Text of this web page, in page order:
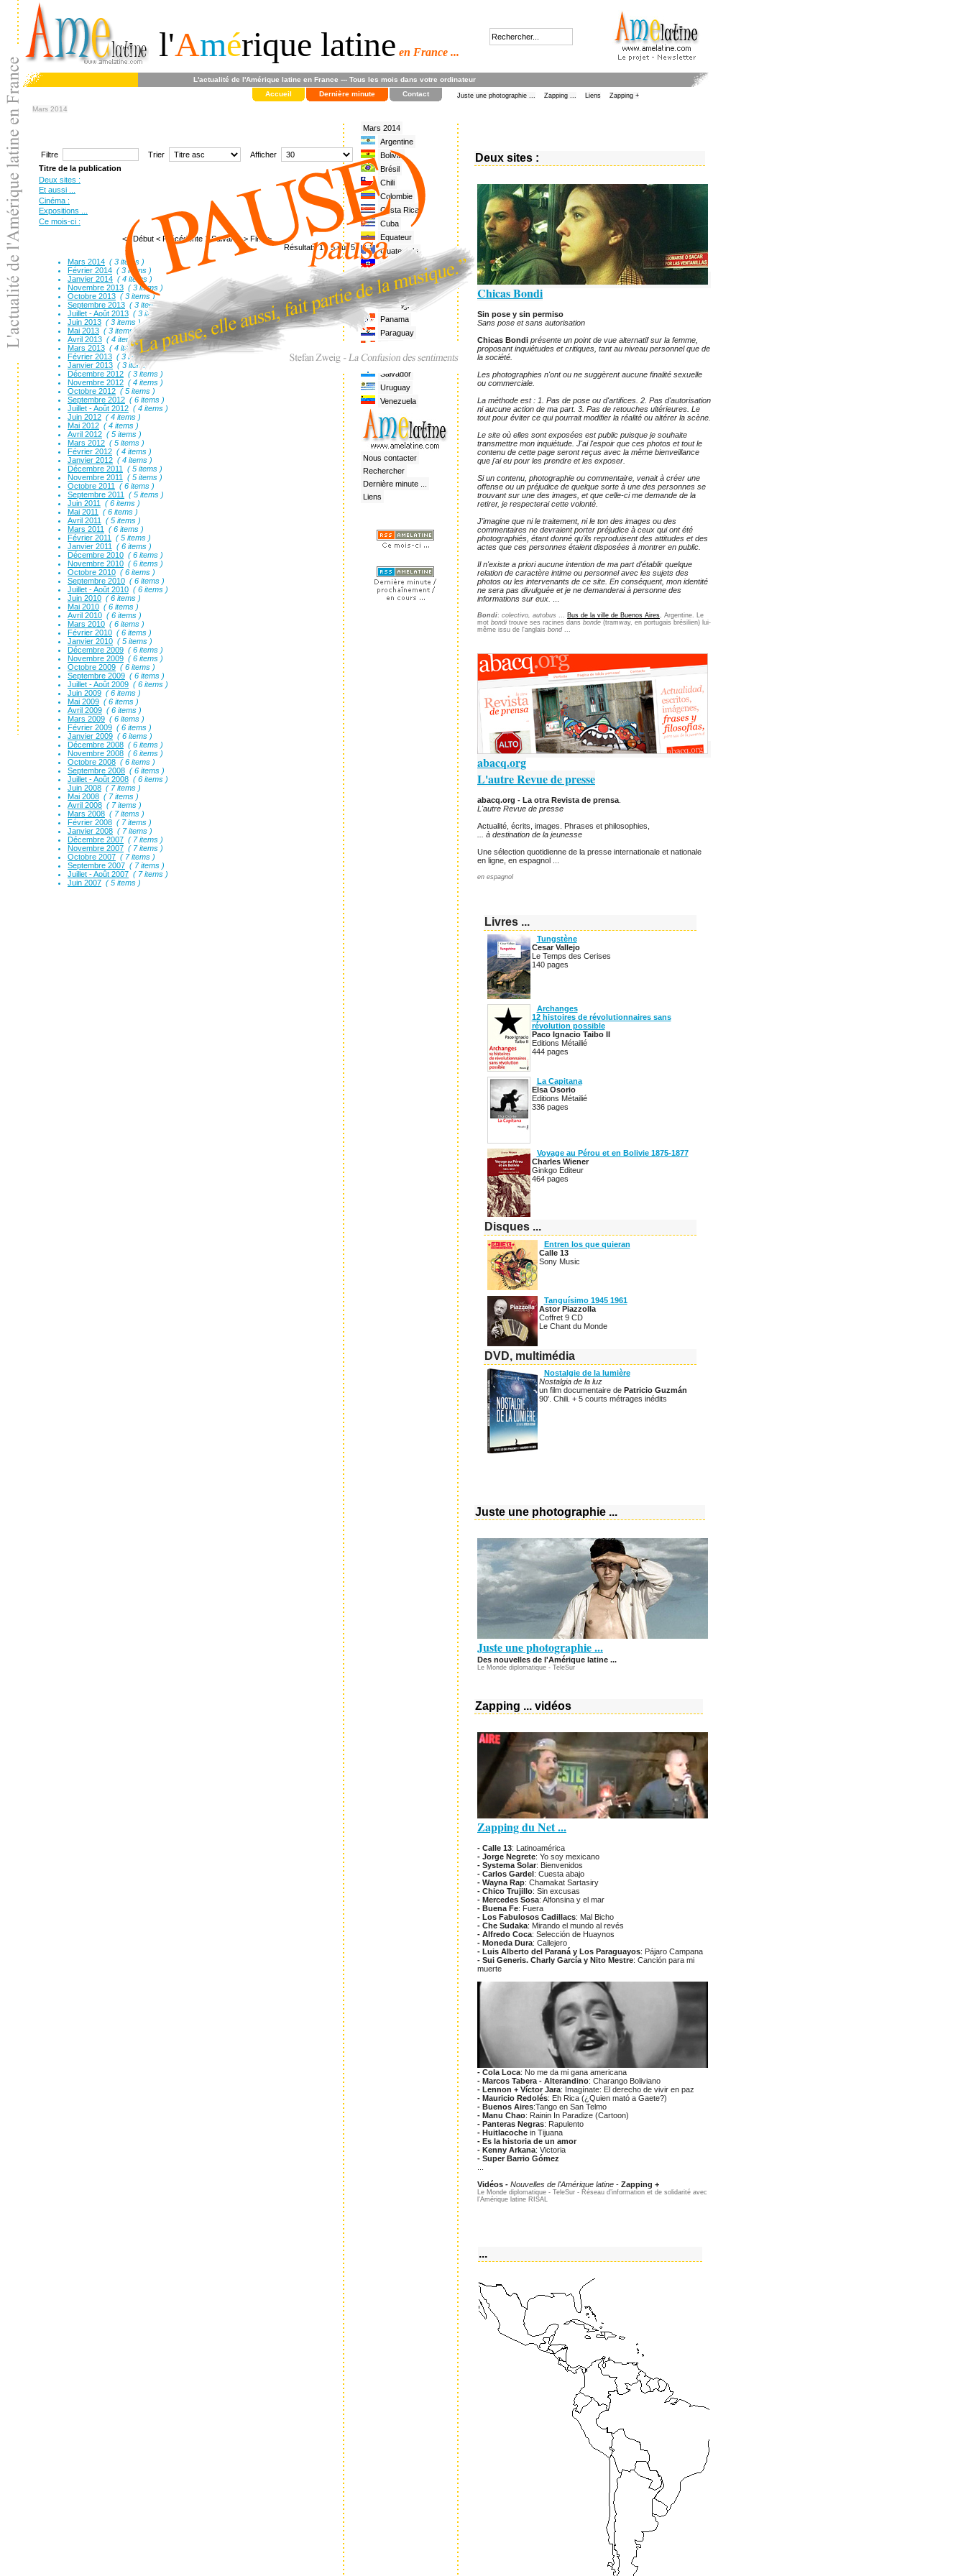
l'Amérique latine en France ...
L'actualité de l'Amérique latine en France --- Tous les mois dans votre ordinateur
Contact
Dernière minute
Accueil Juste une photographie ... Zapping ... Liens Zapping +
Mars 2014
Filtre Trier
Afficher
Titre de la publication
Deux sites :
Et aussi ...
Cinéma :
Expositions ...
Ce mois-ci :
<< Début < Précédente 1 Suivante > Fin >>
Résultats 1 - 5 sur 5
Mars 2014 ( 3 items )
Février 2014 ( 3 items )
Janvier 2014 ( 4 items )
Novembre 2013 ( 3 items )
Octobre 2013 ( 3 items )
Septembre 2013 ( 3 items )
Juillet - Août 2013 ( 3 items )
Juin 2013 ( 3 items )
Mai 2013 ( 3 items )
Avril 2013 ( 4 items )
Mars 2013 ( 4 items )
Février 2013 ( 3 items )
Janvier 2013 ( 3 items )
Décembre 2012 ( 3 items )
Novembre 2012 ( 4 items )
Octobre 2012 ( 5 items )
Septembre 2012 ( 6 items )
Juillet - Août 2012 ( 4 items )
Juin 2012 ( 4 items )
Mai 2012 ( 4 items )
Avril 2012 ( 5 items )
Mars 2012 ( 5 items )
Février 2012 ( 4 items )
Janvier 2012 ( 4 items )
Décembre 2011
( 5 items )
Novembre 2011
( 5 items )
Octobre 2011
( 6 items )
Septembre 2011
( 5 items )
Juin 2011
( 6 items )
Mai 2011
( 6 items )
Avril 2011
( 5 items )
Mars 2011
( 6 items )
Février 2011
( 5 items )
Janvier 2011
( 6 items )
Décembre 2010 ( 6 items )
Novembre 2010 ( 6 items )
Octobre 2010 ( 6 items )
Septembre 2010 ( 6 items )
Juillet - Août 2010 ( 6 items )
Juin 2010 ( 6 items )
Mai 2010 ( 6 items )
Avril 2010 ( 6 items )
Mars 2010 ( 6 items )
Février 2010 ( 6 items )
Janvier 2010 ( 5 items )
Décembre 2009 ( 6 items )
Novembre 2009 ( 6 items )
Octobre 2009 ( 6 items )
Septembre 2009 ( 6 items )
Juillet - Août 2009 ( 6 items )
Juin 2009 ( 6 items )
Mai 2009 ( 6 items )
Avril 2009 ( 6 items )
Mars 2009 ( 6 items )
Février 2009 ( 6 items )
Janvier 2009 ( 6 items )
Décembre 2008 ( 6 items )
Novembre 2008 ( 6 items )
Octobre 2008 ( 6 items )
Septembre 2008 ( 6 items )
Juillet - Août 2008 ( 6 items )
Juin 2008 ( 7 items )
Mai 2008 ( 7 items )
Avril 2008 ( 7 items )
Mars 2008 ( 7 items )
Février 2008 ( 7 items )
Janvier 2008 ( 7 items )
Décembre 2007 ( 7 items )
Novembre 2007 ( 7 items )
Octobre 2007 ( 7 items )
Septembre 2007 ( 7 items )
Juillet - Août 2007 ( 7 items )
Juin 2007 ( 5 items )
Mars 2014
Argentine
Bolivie
Brésil
Chili
Colombie
Costa Rica
Cuba
Equateur
Guatemala
Haïti
Honduras
Mexique
Nicaragua
Panama
Paraguay
Rép. Dominicaine
Salvador
Uruguay
Venezuela
Nous contacter
Rechercher
Dernière minute ...
Liens
Deux sites :
Chicas Bondi
Sin pose y sin permiso
Sans pose et sans autorisation
Chicas Bondi présente un point de vue alternatif sur la femme,
proposant inquiétudes et critiques, tant au niveau personnel que de
la société.
Les photographies n'ont ou ne suggèrent aucune finalité sexuelle
ou commerciale.
La méthode est : 1. Pas de pose ou d'artifices. 2. Pas d'autorisation
ni aucune action de ma part. 3. Pas de retouches ultérieures. Le
tout pour éviter ce qui pourrait modifier la réalité ou altérer la scène.
Le site où elles sont exposées est public puisque je souhaite
transmettre mon inquiétude. J'ai l'espoir que ces photos et tout le
contenu de cette page seront reçus avec la même bienveillance
que j'ai eu pour les prendre et les exposer.
Si un contenu, photographie ou commentaire, venait à créer une
offense ou un préjudice de quelque sorte à une des personnes se
trouvant sur une des images, et que celle-ci me demande de la
retirer, je respecterai cette volonté.
J'imagine que ni le traitement, ni le ton des images ou des
commentaires ne devraient porter préjudice à ceux qui ont été
photographiés, étant donné qu'ils reproduisent des attitudes et des
actes que ces personnes étaient disposées à montrer en public.
Il n'existe a priori aucune intention de ma part d'établir quelque
relation de caractère intime ou personnel avec les sujets des
photos ou les intervenants de ce site. En conséquent, mon identité
ne sera pas divulguée et je ne demanderai à personne des
informations sur eux.
Bondi: colectivo, autobus ... Bus de la ville de Buenos Aires, Argentine. Le
mot bondi trouve ses racines dans bonde (tramway, en portugais brésilien) lui-
même issu de l'anglais bond...
abacq.org
L'autre Revue de presse
abacq.org - La otra Revista de prensa
L'autre Revue de presse
Actualité, écrits, images. Phrases et philosophies,
... à destination de la jeunesse
Une sélection quotidienne de la presse internationale et nationale
en ligne, en espagnol ...
en espagnol
Livres ...
Tungstène
Cesar Vallejo
Le Temps des Cerises
140 pages
Archanges
12 histoires de révolutionnaires sans
révolution possible
Paco Ignacio Taibo II
Editions Métailié
444 pages
La Capitana
Elsa Osorio
Editions Métailié
336 pages
Voyage au Pérou et en Bolivie 1875-1877
Charles Wiener
Ginkgo Editeur
464 pages
Disques ...
Entren los que quieran
Calle 13
Sony Music
Tanguísimo 1945 1961
Astor Piazzolla
Coffret 9 CD
Le Chant du Monde
DVD, multimédia
Nostalgie de la lumière
Nostalgia de la luz
un film documentaire de Patricio Guzmán
90'. Chili. + 5 courts métrages inédits
Juste une photographie ...
Juste une photographie ...
Des nouvelles de l'Amérique latine ...
Le Monde diplomatique - TeleSur
Zapping ... vidéos
Zapping du Net ...
- Calle 13: Latinoamérica
- Jorge Negrete: Yo soy mexicano
- Systema Solar: Bienvenidos
- Carlos Gardel: Cuesta abajo
- Wayna Rap: Chamakat Sartasiry
- Chico Trujillo: Sin excusas
- Mercedes Sosa: Alfonsina y el mar
- Buena Fe: Fuera
- Los Fabulosos Cadillacs: Mal Bicho
- Che Sudaka: Mirando el mundo al revés
- Alfredo Coca: Selección de Huaynos
- Moneda Dura: Callejero
- Luis Alberto del Paraná y Los Paraguayos: Pájaro Campana
- Sui Generis. Charly García y Nito Mestre: Canción para mi
muerte
- Cola Loca: No me da mi gana americana
- Marcos Tabera - Alterandino: Charango Boliviano
- Lennon + Víctor Jara: Imagínate: El derecho de vivir en paz
- Mauricio Redolés: Eh Rica (¿Quien mató a Gaete?)
- Buenos Aires:Tango en San Telmo
- Manu Chao: Rainin In Paradize (Cartoon)
- Panteras Negras: Rapulento
- Huitlacoche in Tijuana
- Es la historia de un amor
- Kenny Arkana: Victoria
- Super Barrio Gómez
Vidéos - Nouvelles de l'Amérique latine - Zapping +
Le Monde diplomatique - TeleSur - Réseau d’information et de solidarité avec
l’Amérique latine RISAL
...